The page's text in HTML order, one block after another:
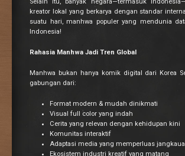
Selain itu, banyak negara—termasuk
kreator lokal yang berkarya dengan standar
suatu hari, manhwa populer yang mendunia
Indonesia!
Rahasia Manhwa Jadi Tren Global
Manhwa bukan hanya komik digital dari Korea
gabungan dari:
Format modern & mudah dinikmati
Visual full color yang indah
Cerita yang relevan dengan kehidupan kini
Komunitas interaktif
Adaptasi media yang memperluas
Ekosistem industri kreatif yang matang